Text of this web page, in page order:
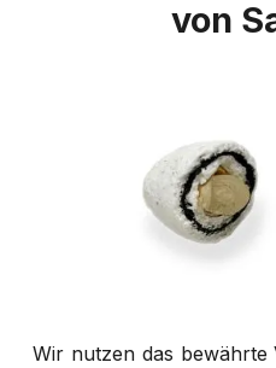
von
Wir nutzen das bewährte